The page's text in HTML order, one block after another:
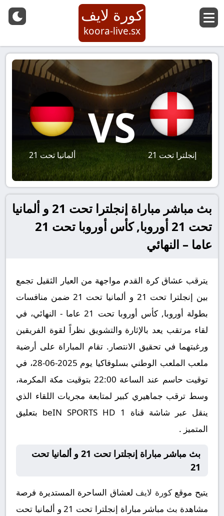
كورة لايف
koora-live.sx
إنجلترا تحت 21
VS
ألمانيا تحت 21
بث مباشر مباراة إنجلترا تحت 21 و ألمانيا
تحت 21 أوروبا, كأس أوروبا تحت 21
عاما – النهائي
يترقب عشاق كرة القدم مواجهة من العيار الثقيل تجمع
بين إنجلترا تحت 21 و ألمانيا تحت 21 ضمن منافسات
بطولة أوروبا, كأس أوروبا تحت 21 عاما - النهائي، في
لقاء مرتقب يعد بالإثارة والتشويق نظراً لقوة الفريقين
ورغبتهما في تحقيق الانتصار. تقام المباراة على أرضية
ملعب الملعب الوطني بسلوفاكيا يوم 2025-06-28، في
توقيت حاسم عند الساعة 22:00 بتوقيت مكة المكرمة،
وسط ترقب جماهيري كبير لمتابعة مجريات اللقاء الذي
ينقل عبر شاشة قناة beIN SPORTS HD 1 بتعليق
المتميز .
بث مباشر مباراة إنجلترا تحت 21 و ألمانيا تحت
21
يتيح موقعكورة لايف لعشاق الساحرة المستديرة فرصة
مشاهدة بث مباشر مباراة إنجلترا تحت 21 و ألمانيا تحت